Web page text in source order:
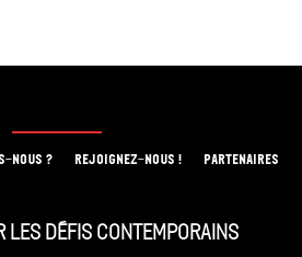
NOUS ? REJOIGNEZ-NOUS ! PARTENAIRES
les défis contemporains